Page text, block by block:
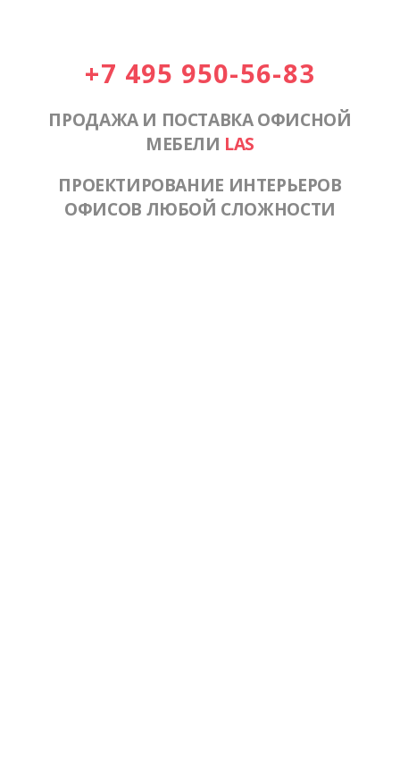
+7 495 950-56-83
ПРОДАЖА И ПОСТАВКА ОФИСНОЙ
МЕБЕЛИ LAS
ПРОЕКТИРОВАНИЕ ИНТЕРЬЕРОВ
ОФИСОВ ЛЮБОЙ СЛОЖНОСТИ